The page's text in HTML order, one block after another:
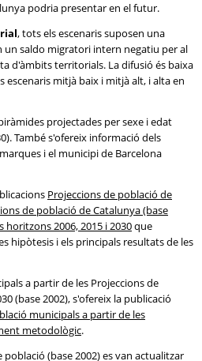
podria presentar en el futur.
, tots els escenaris suposen una
saldo migratori intern negatiu per al
d'àmbits territorials. La difusió és baixa
escenaris mitjà baix i mitjà alt, i alta en
projectades per sexe i edat
També s'ofereix informació dels
i el municipi de Barcelona
Projeccions de població de
de població de Catalunya (base
horitzons 2006, 2015 i 2030que
hipòtesis i els principals resultats de les
a partir de les Projeccions de
(base 2002), s'ofereix la publicació
municipals a partir de les
metodològic.
població (base 2002) es van actualitzar